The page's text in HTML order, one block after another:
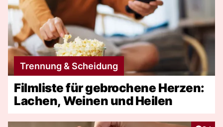
Trennung & Scheidung
Filmliste für gebrochene Herzen:
Lachen, Weinen und Heilen